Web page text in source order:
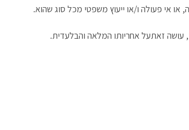
אי פעולה ו/או ייעוץ משפטי מכל סוג שהוא.
עושה זאתעל אחריותו המלאה והבלעדית.